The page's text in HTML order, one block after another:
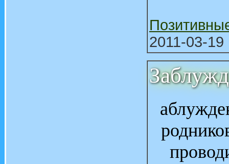
2011-03-19